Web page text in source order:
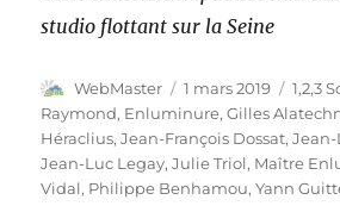
studio flottant sur la Seine
Auteur
WebMaster
Publié
le
1 mars 2019 1,2,3
Raymond, Enluminure,Gilles
Héraclius,Jean-François Dossat,
Jean-Luc Legay,Julie Triol, Maître
Vidal, Philippe Benhamou,Yann